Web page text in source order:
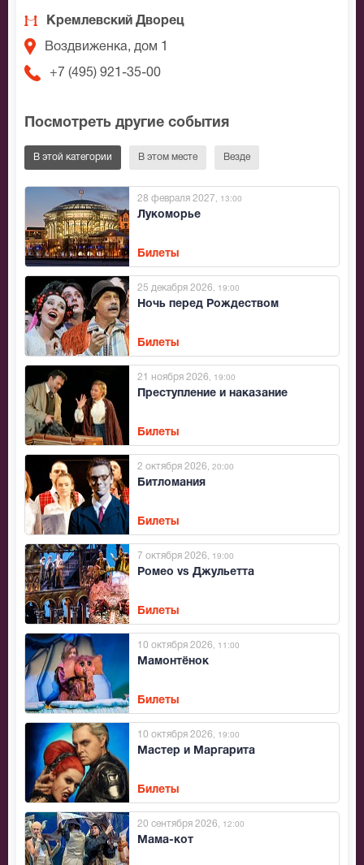
Кремлевский Дворец
Воздвиженка, дом 1
+7 (495) 921-35-00
Посмотреть другие события
В этой категории В этом месте Везде
Лукоморье
28 февраля 2027 , 13:00
Билеты
Ночь перед Рождеством
25 декабря 2026 , 19:00
Билеты
Преступление и наказание
21 ноября 2026 , 19:00
Билеты
Битломания
2 октября 2026 , 20:00
Билеты
Ромео vs Джульетта
7 октября 2026 , 19:00
Билеты
Мамонтёнок
10 октября 2026 , 11:00
Билеты
Мастер и Маргарита
10 октября 2026 , 19:00
Билеты
Мама-кот
20 сентября 2026 , 12:00